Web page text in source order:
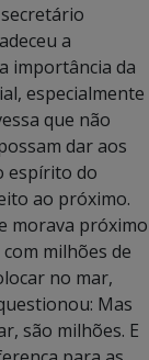
a
importância da
especialmente
que não
dar aos
espírito do
ao próximo.
morava próximo
milhões de
no mar,
Mas
são milhões. E